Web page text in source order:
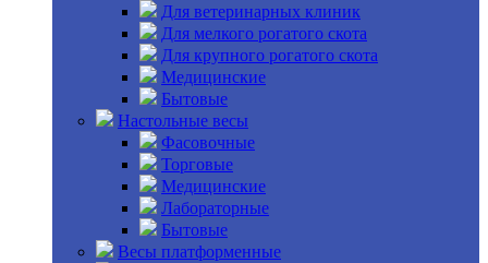
Для ветеринарных клиник
Для мелкого рогатого скота
Для крупного рогатого скота
Медицинские
Бытовые
Настольные весы
Фасовочные
Торговые
Медицинские
Лабораторные
Бытовые
Весы платформенные